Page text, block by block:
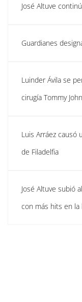
José Altuve
Guardianes
Luinder Ávila se
cirugía Tommy John
Luis Arráez causó
de Filadelfia
José Altuve subió
con más hits en la